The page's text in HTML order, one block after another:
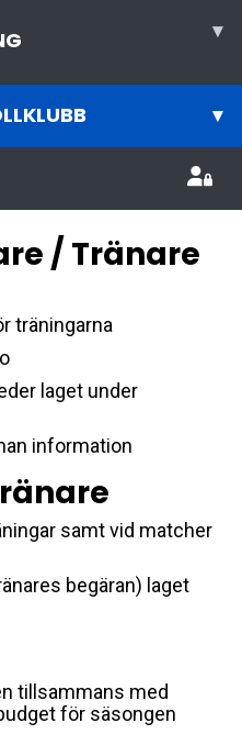
▾
▾
/ Tränare
träningarna
laget under
information
samt vid matcher
begäran) laget
tillsammans med
för säsongen